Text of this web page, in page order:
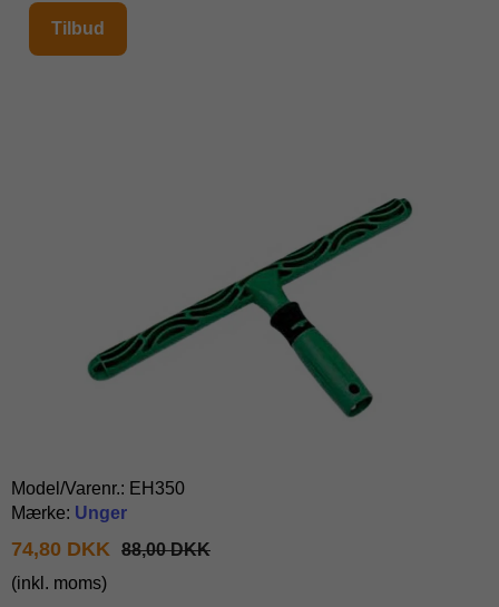
Tilbud
Model/Varenr.: EH350
Mærke: Unger
74,80 DKK 88,00 DKK
(inkl. moms)